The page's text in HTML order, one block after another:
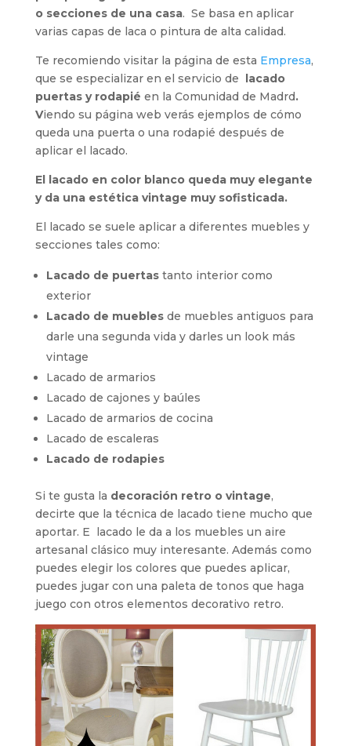
o secciones de una casa. Se basa en aplicar
varias capas de laca o pintura de alta calidad.
Te recomiendo visitar la página de esta Empresa,
que se especializar en el servicio de
lacado
puertas y rodapié en la Comunidad de Madrd.
Viendo su página web verás ejemplos de cómo
queda una puerta o una rodapié después de
aplicar el lacado.
El lacado en color blanco queda muy elegante
y da una estética vintage muy sofisticada.
El lacado se suele aplicar a diferentes muebles y
secciones tales como:
Lacado de puertastanto interior como
exterior
Lacado de mueblesde muebles antiguos para
darle una segunda vida y darles un look más
vintage
Lacado de armarios
Lacado de cajones y baúles
Lacado de armarios de cocina
Lacado de escaleras
Lacado de rodapies
Si te gusta la decoración retro o vintage,
decirte que la técnica de lacado tiene mucho que
aportar. E lacado le da a los muebles un aire
artesanal clásico muy interesante. Además como
puedes elegir los colores que puedes aplicar,
puedes jugar con una paleta de tonos que haga
juego con otros elementos decorativo retro.